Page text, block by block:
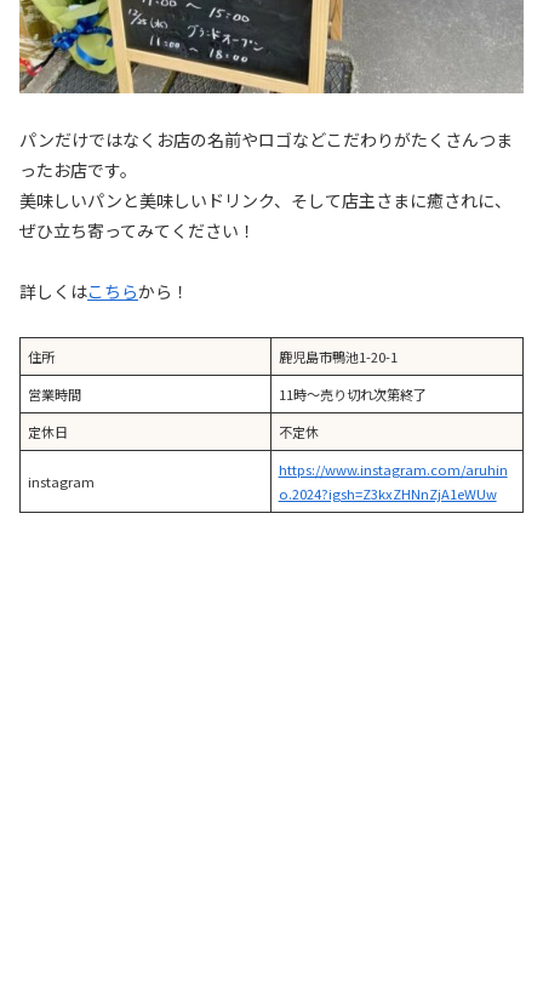
パンだけではなくお店の名前やロゴなどこだわりがたくさんつま
ったお店です。
美味しいパンと美味しいドリンク、そして店主さまに癒されに、
ぜひ立ち寄ってみてください！
詳しくはこちらから！
住所
鹿児島市鴨池1-20-1
営業時間
11時〜売り切れ次第終了
定休日
不定休
instagram
https://www.instagram.com/aruhin
o.2024?igsh=Z3kxZHNnZjA1eWUw